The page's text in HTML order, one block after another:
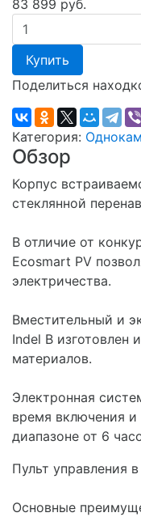
83 899 руб.
Купить
Поделиться
Категория:
Обзор
Корпус
стеклянной
В отличие от
Ecosmart PV
электричества.
Вместительный и
Indel B изготовлен
материалов.
Электронная
время включения
диапазоне от 6
Пульт управления
Основные